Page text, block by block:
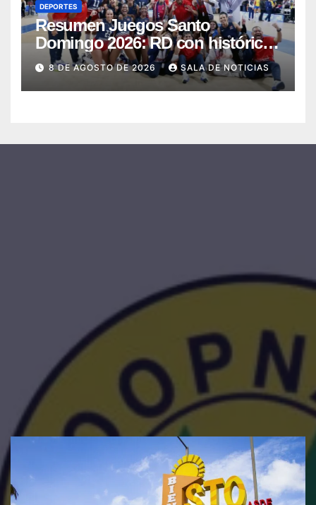
DEPORTES
Resumen Juegos Santo
Domingo 2026: RD con histórica
jornada obtiene 145 medallas y el
cuarto lugar
8 DE AGOSTO DE 2026 SALA DE NOTICIAS